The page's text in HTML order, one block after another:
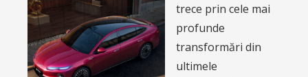
trece prin cele mai
profunde
transformări din
ultimele